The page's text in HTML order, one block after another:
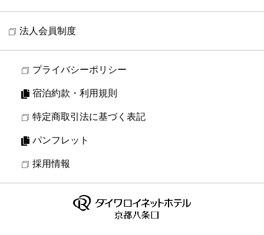
法人会員制度
プライバシーポリシー
宿泊約款・利用規則
特定商取引法に基づく表記
パンフレット
採用情報